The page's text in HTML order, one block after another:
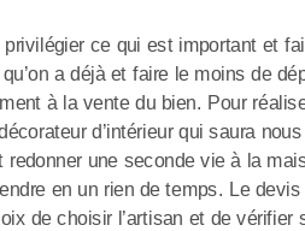
privilégier ce qui est important et
a déjà et faire le moins de
à la vente du bien. Pour
d’intérieur qui saura
redonner une seconde vie à la
en un rien de temps. Le
de choisir l’artisan et de vérifier